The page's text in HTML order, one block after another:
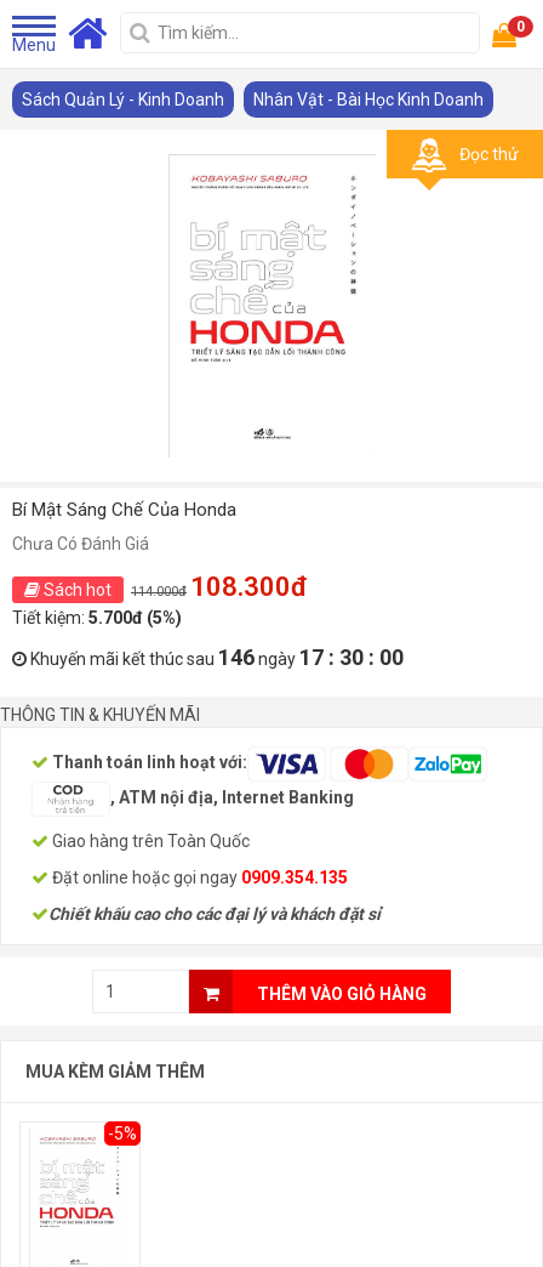
Menu
0
Sách Quản Lý - Kinh Doanh Nhân Vật - Bài Học Kinh Doanh
Đọc thử
Bí Mật Sáng Chế Của Honda
Chưa Có Đánh Giá
Sách hot 114.000đ 108.300đ
Tiết kiệm: 5.700đ (5%)
Khuyến mãi kết thúc sau 146ngày 17 : 30 : 00
THÔNG TIN & KHUYẾN MÃI
Thanh toán linh hoạt với:
, ATM nội địa, Internet Banking
Giao hàng trên Toàn Quốc
Đặt online hoặc gọi ngay 0909.354.135
Chiết khấu cao cho các đại lý và khách đặt sỉ
THÊM VÀO GIỎ HÀNG
MUA KÈM GIẢM THÊM
-5%